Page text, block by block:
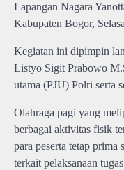
Lapangan Nagara
Kabupaten Bogor,
Kegiatan ini dipimpin
Listyo Sigit Prabowo
utama (PJU) Polri serta
Olahraga pagi yang
berbagai aktivitas fisik
para peserta tetap prima
terkait pelaksanaan